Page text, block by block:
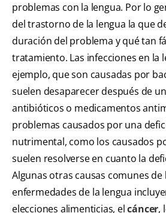
problemas con la lengua. Por lo
del trastorno de la lengua la que
duración del problema y qué tan
tratamiento. Las infecciones en la
ejemplo, que son causadas por
suelen desaparecer después de
antibióticos o medicamentos
problemas causados por una
nutrimental, como los causados
suelen resolverse en cuanto la
Algunas otras causas comunes
enfermedades de la lengua
elecciones alimenticias, elcáncer,